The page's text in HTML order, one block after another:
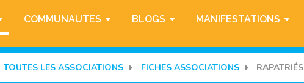
COMMUNAUTES BLOGS MANIFESTATIONS
TOUTES LES ASSOCIATIONS FICHES ASSOCIATIONS RAPATRIÉS